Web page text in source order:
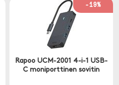
-19%
Rapoo UCM-2001 4-i-1 USB-
C moniporttinen sovitin